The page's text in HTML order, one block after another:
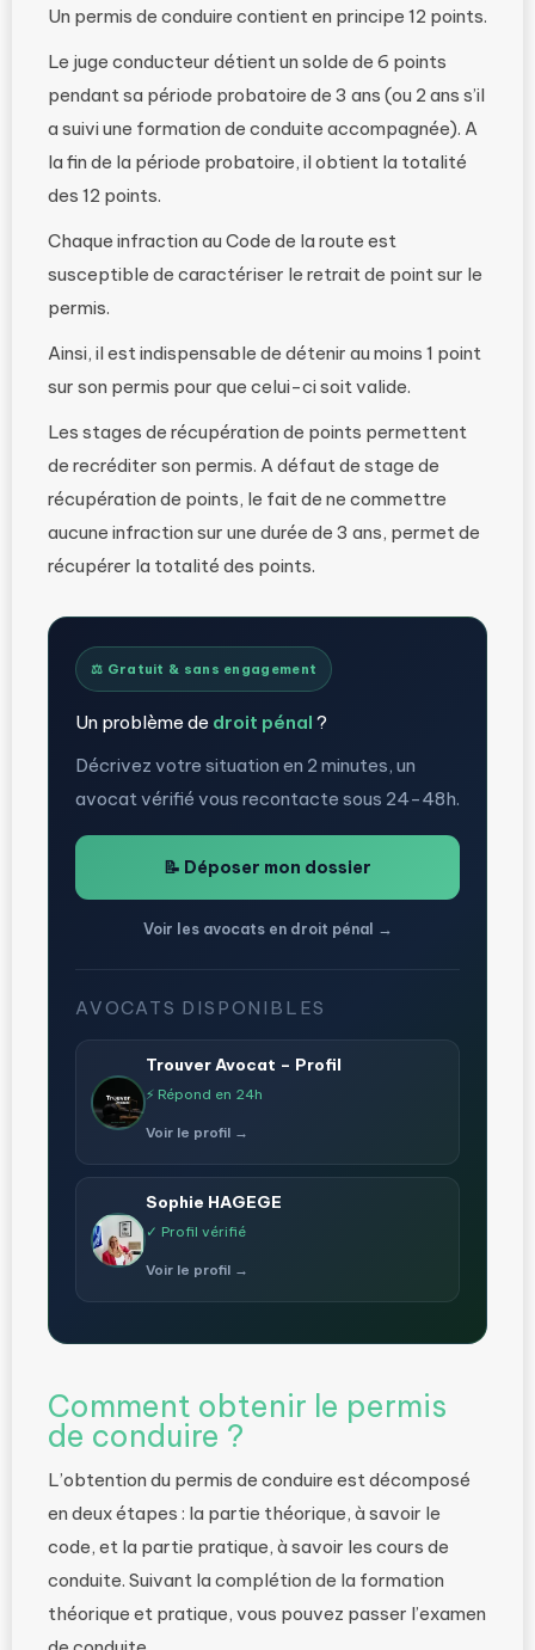
Un permis de conduire contient en principe 12 points.
Le juge conducteur détient un solde de 6 points
pendant sa période probatoire de 3 ans (ou 2 ans s’il
a suivi une formation de conduite accompagnée). A
la fin de la période probatoire, il obtient la totalité
des 12 points.
Chaque infraction au Code de la route est
susceptible de caractériser le retrait de point sur le
permis.
Ainsi, il est indispensable de détenir au moins 1 point
sur son permis pour que celui-ci soit valide.
Les stages de récupération de points permettent
de recréditer son permis. A défaut de stage de
récupération de points, le fait de ne commettre
aucune infraction sur une durée de 3 ans, permet de
récupérer la totalité des points.
⚖️ Gratuit & sans engagement
Un problème de droit pénal ?
Décrivez votre situation en 2 minutes, un
avocat vérifié vous recontacte sous 24-48h.
📝 Déposer mon dossier
Voir les avocats en droit pénal →
AVOCATS DISPONIBLES
Trouver Avocat – Profil
⚡ Répond en 24h
Voir le profil →
Sophie HAGEGE
✓ Profil vérifié
Voir le profil →
Comment obtenir le permis
de conduire ?
L’obtention du permis de conduire est décomposé
en deux étapes : la partie théorique, à savoir le
code, et la partie pratique, à savoir les cours de
conduite. Suivant la complétion de la formation
théorique et pratique, vous pouvez passer l’examen